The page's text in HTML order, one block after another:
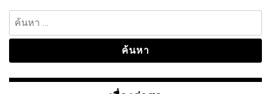
ค้นหา
สำหรับ: